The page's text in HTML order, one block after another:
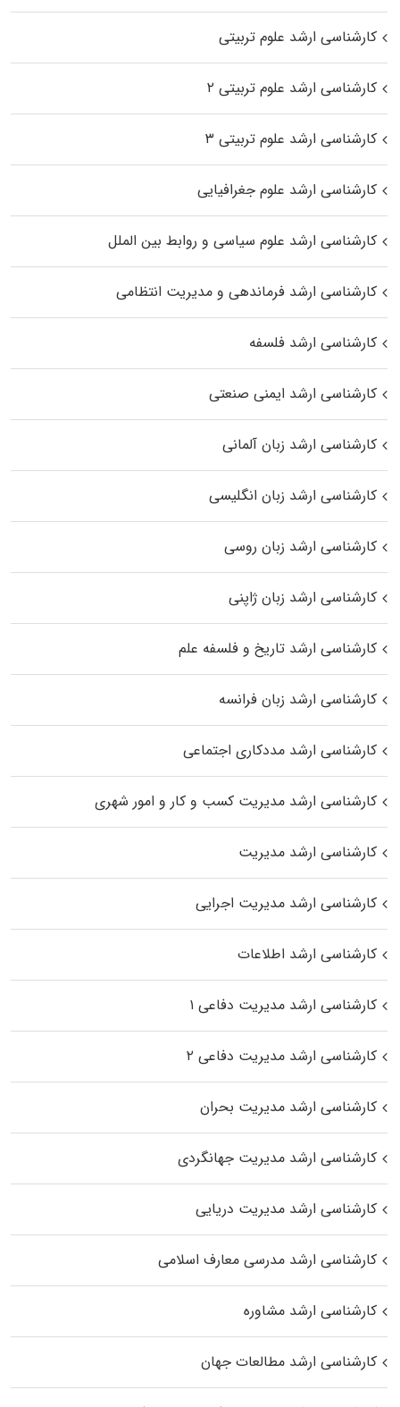
کارشناسی ارشد علوم تربیتی
کارشناسی ارشد علوم تربیتی ۲
کارشناسی ارشد علوم تربیتی ۳
کارشناسی ارشد علوم جغرافیایی
کارشناسی ارشد علوم سیاسی و روابط بین الملل
کارشناسی ارشد فرماندهی و مدیریت انتظامی
کارشناسی ارشد فلسفه
کارشناسی ارشد ایمنی صنعتی
کارشناسی ارشد زبان آلمانی
کارشناسی ارشد زبان انگلیسی
کارشناسی ارشد زبان روسی
کارشناسی ارشد زبان ژاپنی
کارشناسی ارشد تاریخ و فلسفه علم
کارشناسی ارشد زبان فرانسه
کارشناسی ارشد مددکاری اجتماعی
کارشناسی ارشد مدیریت کسب و کار و امور شهری
کارشناسی ارشد مدیریت
کارشناسی ارشد مدیریت اجرایی
کارشناسی ارشد اطلاعات
کارشناسی ارشد مدیریت دفاعی ۱
کارشناسی ارشد مدیریت دفاعی ۲
کارشناسی ارشد مدیریت بحران
کارشناسی ارشد مدیریت جهانگردی
کارشناسی ارشد مدیریت دریایی
کارشناسی ارشد مدرسی معارف اسلامی
کارشناسی ارشد مشاوره
کارشناسی ارشد مطالعات جهان